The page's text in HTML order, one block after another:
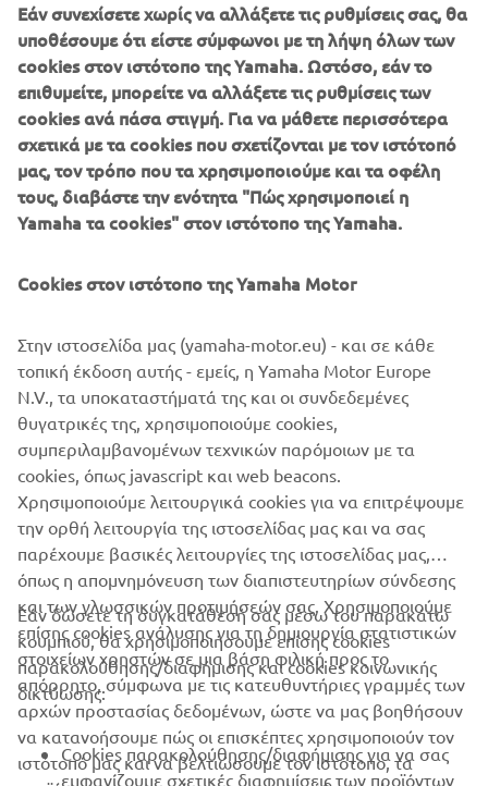
exciting new journey every day. Maybe you're heading out
for a quick back road blast after work - or preparing to
take a long-distance tour. In any case the Tracer 700 will
take you on your own roads of life.
The Tracer 700's inline 2-cylinder 689cc engine has been
developed using Yamaha's 'crossplane philosophy',
producing a strong feeling of acceleration and great
traction for an exciting ride. And to ensure that the Tracer
touring situations, the chassis comes with a range of
exclusive features. The long aluminium swingarm gives a
systems run with Sport Tourer specific settings.
This versatile and exciting bike is going to be with you
when those future experiences are burned into your
consciousness. And it can help you to turn your story into
anything you want – whether alone or with friends. New
Tracer 700. Turn your Story
ΕΤΑΙΡΕΊΑ
B2B
ΠΕΡΙΣΣΌΤΕΡΑ YAMAHA
Εάν συνεχίσετε χωρίς να αλλάξετε τις ρυθμίσεις σας, θα
υποθέσουμε ότι είστε σύμφωνοι με τη λήψη όλων των
cookies στον ιστότοπο της Yamaha. Ωστόσο, εάν το
επιθυμείτε, μπορείτε να αλλάξετε τις ρυθμίσεις των
cookies ανά πάσα στιγμή. Για να μάθετε περισσότερα
σχετικά με τα cookies που σχετίζονται με τον ιστότοπό
μας, τον τρόπο που τα χρησιμοποιούμε και τα οφέλη
τους, διαβάστε την ενότητα "Πώς χρησιμοποιεί η
Yamaha τα cookies" στον ιστότοπο της Yamaha.
Cookies στον ιστότοπο της Yamaha Motor
Στην ιστοσελίδα μας (yamaha-motor.eu) - και σε κάθε
τοπική έκδοση αυτής - εμείς, η Yamaha Motor Europe
N.V., τα υποκαταστήματά της και οι συνδεδεμένες
θυγατρικές της, χρησιμοποιούμε cookies,
συμπεριλαμβανομένων τεχνικών παρόμοιων με τα
cookies, όπως javascript και web beacons.
Χρησιμοποιούμε λειτουργικά cookies για να επιτρέψουμε
την ορθή λειτουργία της ιστοσελίδας μας και να σας
παρέχουμε βασικές λειτουργίες της ιστοσελίδας μας,
όπως η απομνημόνευση των διαπιστευτηρίων σύνδεσης
και των γλωσσικών προτιμήσεών σας. Χρησιμοποιούμε
επίσης cookies ανάλυσης για τη δημιουργία στατιστικών
στοιχείων χρηστών σε μια βάση φιλική προς το
απόρρητο, σύμφωνα με τις κατευθυντήριες γραμμές των
αρχών προστασίας δεδομένων, ώστε να μας βοηθήσουν
να κατανοήσουμε πώς οι επισκέπτες χρησιμοποιούν τον
ιστότοπό μας και να βελτιώσουμε τον ιστότοπο, τα
Εάν δώσετε τη συγκατάθεσή σας μέσω του παρακάτω
κουμπιού, θα χρησιμοποιήσουμε επίσης cookies
παρακολούθησης/διαφήμισης και cookies κοινωνικής
δικτύωσης:
Cookies παρακολούθησης/διαφήμισης για να σας
εμφανίζουμε σχετικές διαφημίσεις των προϊόντων